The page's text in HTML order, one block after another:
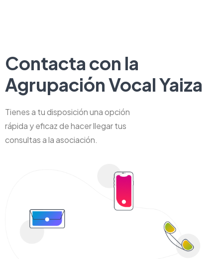
Contacta con la
Agrupación Vocal Yaiza
Tienes a tu disposición una opción
rápida y eficaz de hacer llegar tus
consultas a la asociación.